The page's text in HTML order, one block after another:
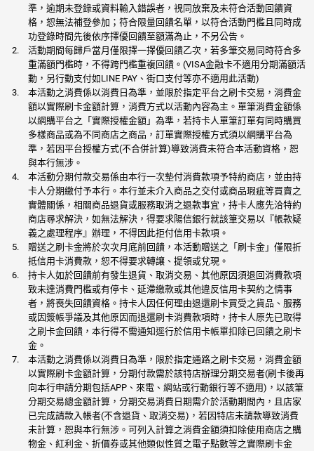
準，逾期未登錄或資料輸入錯誤者，視同放棄及未符合活動回饋資
格，恕無法補登參加；符合限量回饋名單，以符合活動門檻且同時成
功登錄時間先後依序擇優回饋至額滿為止，不另公告。
活動期間每歸戶當月僅限擇一擇優回饋乙次，若多筆交易同時符合多
重滿額門檻時，不得跨門檻重複回饋。(VISA金融卡不適用分期滿額活
動，另行動支付如LINE PAY、街口支付等亦不適用此活動)
本活動之消費係以消費日為準，並限於指定平台之刷卡交易，消費金
額以實際刷卡金額計算，消費方式以活動內容為主。單筆消費金額係
以網購平台之「實際授權金額」為準，若持卡人單筆訂單有同時購買
多樣商品或為不同商店之商品，訂單實際授權方式須以網購平台為
準，若因平台授權方式(不合併計算)導致消費未符合本活動資格，恕
與本行無涉。
本活動分期付款交易係由本行一次墊付消費款項予特約商店，並由持
卡人分期繳付予本行。本行並未介入商品之交付或商品瑕疵等買賣之
實體關係，相關商品退貨或服務取消之退款事宜，持卡人應先洽特約
商店尋求解決，如無法解決，得要求陽信銀行就該筆交易以『帳款疑
義之處理程序』辦理，不得因此拒付信用卡款項。
贈送之刷卡金將於次次月底前回饋，本活動贈送之「刷卡金」僅限折
抵信用卡消費款，恕不得要求轉讓、提領或兌現。
持卡人如於回饋前有發生退貨、取消交易、其他原因須退回消費款項
致未達消費門檻或有停卡、延滯繳款或其他違反信用卡契約之情事
者，將喪失回饋資格。持卡人因任何理由退還刷卡買受之貨品、服務
或因簽帳爭議及其他原因而退還刷卡消費款項時，持卡人原先已取得
之刷卡金回饋，本行得不需通知逕行於信用卡帳單扣除已回饋之刷卡
金。
本活動之消費係以消費日為準，限於指定通路之刷卡交易，消費金額
以實際刷卡金額計算，分期付款需於該特店辦理分期交易者(刷卡後再
向本行申請分期包括APP、來電、網站或行動銀行等不適用)，以該筆
分期交易總金額計算，分期交易消費日期需介於活動期間內，且店家
已完成請款入帳者(不含退貨、取消交易)，若因特店未請款導致消費
未計算，恕與本行無涉。可列入計算之消費金額須扣除使用商店之購
物金、紅利金、折價券或其他類似性質之電子點數等之實際刷卡金